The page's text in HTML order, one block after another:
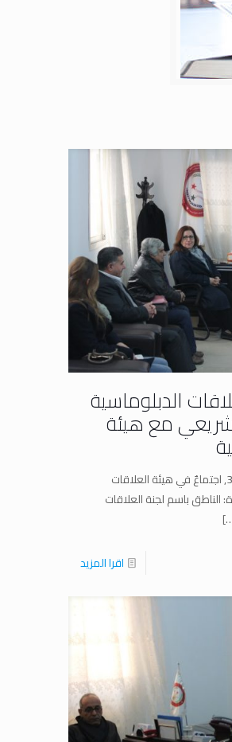
الدبلوماسية
مع هيئة
عُقد صباح اليوم 31/1/2017, اجتماعٌ في هيئة العلاقات
باسم لجنة العلاقات
اقرا المزيد